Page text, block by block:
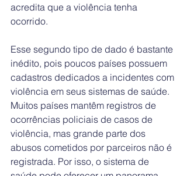
acredita que a violência tenha
ocorrido.
Esse segundo tipo de dado é bastante
inédito, pois poucos países possuem
cadastros dedicados a incidentes com
violência em seus sistemas de saúde.
Muitos países mantêm registros de
ocorrências policiais de casos de
violência, mas grande parte dos
abusos cometidos por parceiros não é
registrada. Por isso, o sistema de